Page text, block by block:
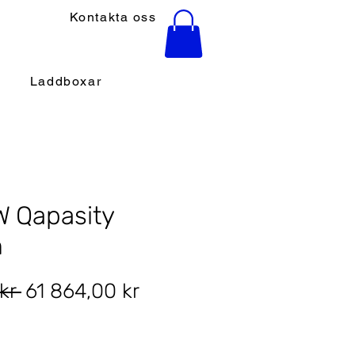
Kontakta oss
Laddboxar
Qapasity
Ordinarie
61 864,00 krReapris